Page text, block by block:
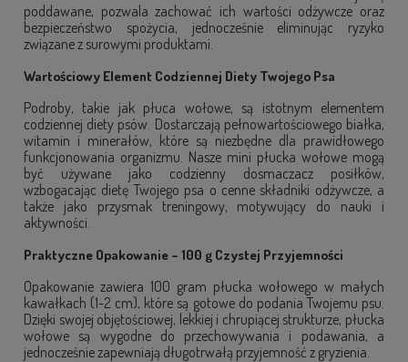
poddawane, pozwala zachować ich wartości odżywcze oraz
bezpieczeństwo spożycia, jednocześnie eliminując ryzyko
związane z surowymi produktami.
Wartościowy Element Codziennej Diety Twojego Psa
Podroby, takie jak płuca wołowe, są istotnym elementem
codziennej diety psów. Dostarczają pełnowartościowego białka,
witamin i minerałów, które są niezbędne dla prawidłowego
funkcjonowania organizmu. Nasze mini płucka wołowe mogą
być używane jako codzienny dosmaczacz posiłków,
wzbogacając dietę Twojego psa o cenne składniki odżywcze, a
także jako przysmak treningowy, motywujący do nauki i
aktywności.
Praktyczne Opakowanie – 100 g Czystej Przyjemności
Opakowanie zawiera 100 gram płucka wołowego w małych
kawałkach (1-2 cm), które są gotowe do podania Twojemu psu.
Dzięki swojej objętościowej, lekkiej i chrupiącej strukturze, płucka
wołowe są wygodne do przechowywania i podawania, a
jednocześnie zapewniają długotrwałą przyjemność z gryzienia.